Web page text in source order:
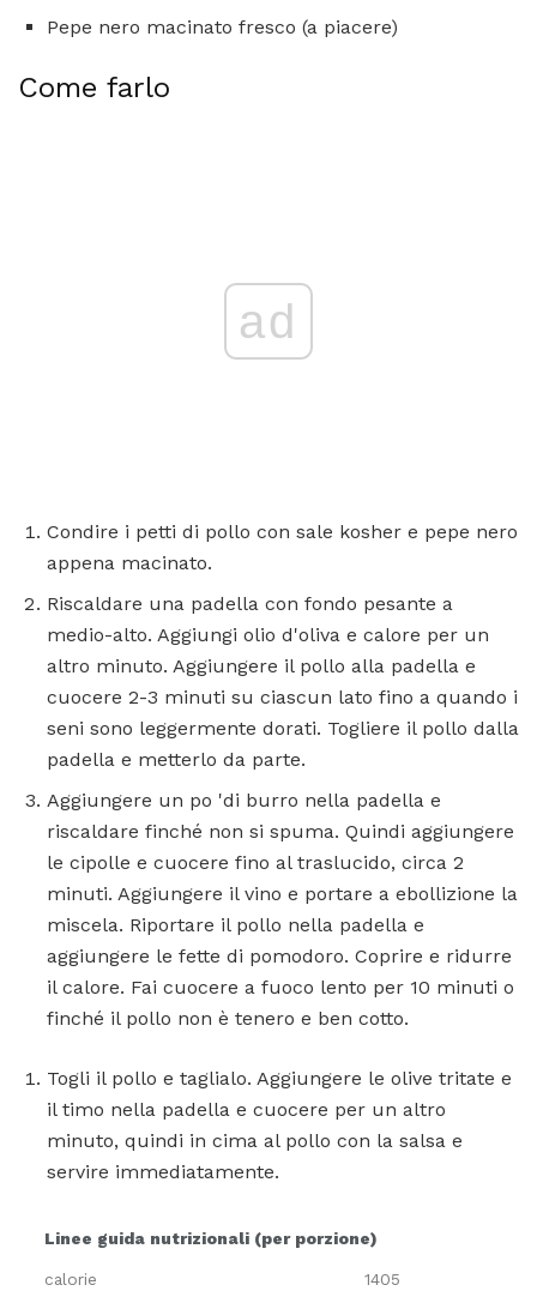
Pepe nero macinato fresco (a piacere)
Come farlo
ad
Condire i petti di pollo con sale kosher e pepe nero
appena macinato.
Riscaldare una padella con fondo pesante a
medio-alto. Aggiungi olio d'oliva e calore per un
altro minuto. Aggiungere il pollo alla padella e
cuocere 2-3 minuti su ciascun lato fino a quando i
seni sono leggermente dorati. Togliere il pollo dalla
padella e metterlo da parte.
Aggiungere un po 'di burro nella padella e
riscaldare finché non si spuma. Quindi aggiungere
le cipolle e cuocere fino al traslucido, circa 2
minuti. Aggiungere il vino e portare a ebollizione la
miscela. Riportare il pollo nella padella e
aggiungere le fette di pomodoro. Coprire e ridurre
il calore. Fai cuocere a fuoco lento per 10 minuti o
finché il pollo non è tenero e ben cotto.
Togli il pollo e taglialo. Aggiungere le olive tritate e
il timo nella padella e cuocere per un altro
minuto, quindi in cima al pollo con la salsa e
servire immediatamente.
Linee guida nutrizionali (per porzione)
calorie 1405